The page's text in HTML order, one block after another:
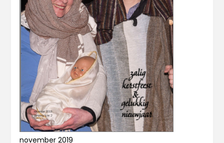
november 2019